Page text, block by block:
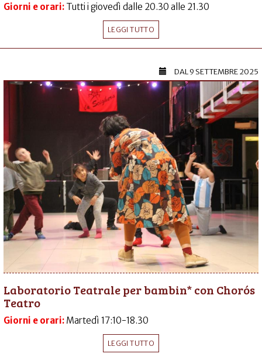
Giorni e orari: Tutti i giovedì dalle 20.30 alle 21.30
LEGGI TUTTO
DAL9 SETTEMBRE 2025
Laboratorio Teatrale per bambin* con Chorós
Teatro
Giorni e orari: Martedì 17:10-18.30
LEGGI TUTTO